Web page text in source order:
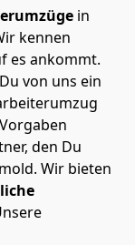
in
kennen
es ankommt.
von uns ein
den Du
Wir bieten